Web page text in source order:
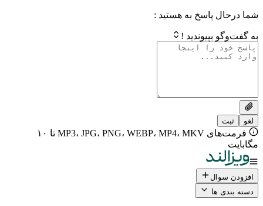
پاسخ به هستید :
!
فرمت‌های MP3، JPG، PNG، WEBP، MP4، MKV تا ۱۰
ها